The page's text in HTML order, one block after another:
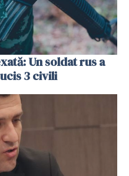
Un soldat rus a
3 civili